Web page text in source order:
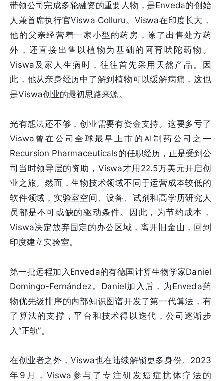
带领公司完成多轮融资的重要人物，是Enveda的创始
人兼首席执行官Viswa Colluru。Viswa在印度长大，
他的父亲经营着一家小型的药房，除了出售处方药
外，还直接出售以植物为基础的阿育吠陀药物。
Viswa及家人生病时，往往首先采用天然产品。因
此，他从亲身经历中了解到植物可以缓解病痛，这也
是Viswa创业的最初思路来源。
光有想法还不够，创业需要有资金支持。这要多亏了
Viswa曾在公司全球最早上市的AI制药公司之一
Recursion Pharmaceuticals的任职经历，正是受到公
司当时领导层的资助，Viswa才用22.5万美元开启创
业之旅。然而，生物技术领域不同于运营成本较低的
软件领域，实验室空间、设备、试剂和高学历研究人
员都是不可或缺的驱动条件。因此，为节约成本，
Viswa决定放弃固定的办公区域，离开旧金山，回到
印度建立实验室。
第一批远程加入Enveda的有德国计算生物学家Daniel
Domingo-Fernández。Daniel加入后，为Enveda药
物优先级排序的内部知识图谱开发了第一代算法，有
了算法的支撑，平台和技术得以迭代，公司逐渐步
入“正轨”。
在创业者之外，Viswa也在陆续解锁更多身份。2023
年9月，Viswa参与了专注研发癌症抗体疗法的